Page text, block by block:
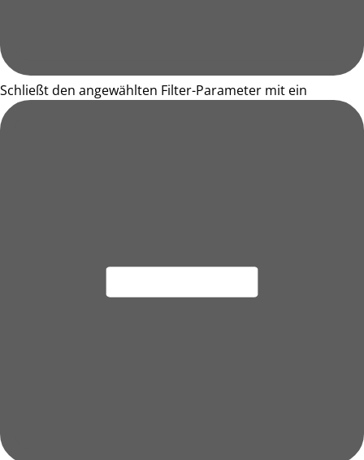
Schließt den angewählten Filter-Parameter mit ein